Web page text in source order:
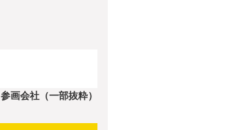
参画会社（一部抜粋）